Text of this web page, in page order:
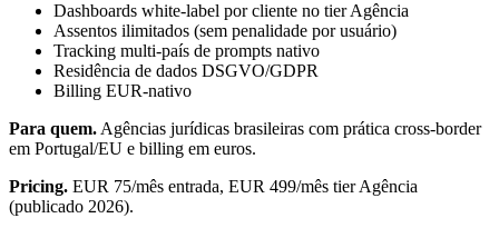
Dashboards white-label por cliente no tier Agência
Assentos ilimitados (sem penalidade por usuário)
Tracking multi-país de prompts nativo
Residência de dados DSGVO/GDPR
Billing EUR-nativo
Para quem.Agências jurídicas brasileiras com prática cross-border
em Portugal/EU e billing em euros.
Pricing. EUR 75/mês entrada, EUR 499/mês tier Agência
(publicado 2026).